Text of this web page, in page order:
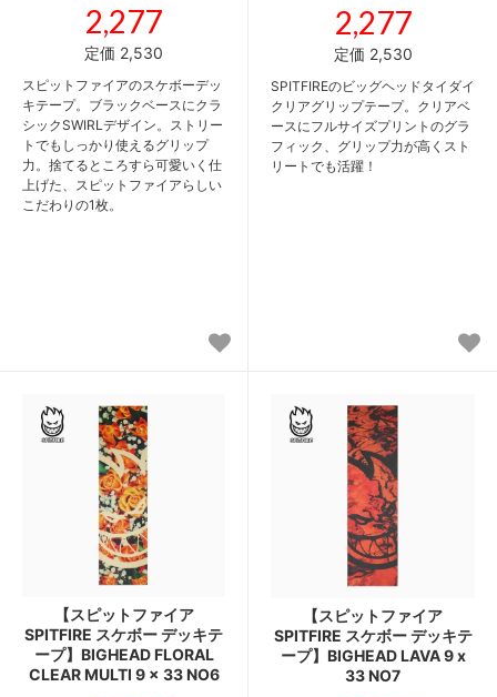
2,277
定価 2,530
スピットファイアのスケボーデッ
キテープ。ブラックベースにクラ
シックSWIRLデザイン。ストリー
トでもしっかり使えるグリップ
力。捨てるところすら可愛いく仕
上げた、スピットファイアらしい
こだわりの1枚。
2,277
定価 2,530
SPITFIREのビッグヘッドタイダイ
クリアグリップテープ。クリアベ
ースにフルサイズプリントのグラ
フィック、グリップ力が高くスト
リートでも活躍！
【スピットファイア
SPITFIRE スケボー デッキテ
ープ】BIGHEAD FLORAL
CLEAR MULTI 9 x 33 NO6
【スピットファイア
SPITFIRE スケボー デッキテ
ープ】BIGHEAD LAVA 9 x
33 NO7